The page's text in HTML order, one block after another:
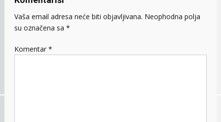
Vaša email adresa neće biti objavljivana. Neophodna polja
su označena sa *
Komentar *